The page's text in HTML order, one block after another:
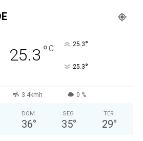
25.3 °C 25.3°
25.3°
3.4kmh 0 %
DOM
36°
SEG
35°
TER
29°